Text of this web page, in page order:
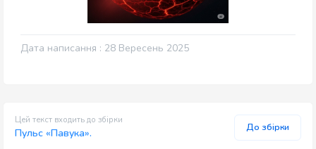
Дата написання : 28 Вересень 2025
Цей текст входить до збірки
Пульс «Павука». До збірки